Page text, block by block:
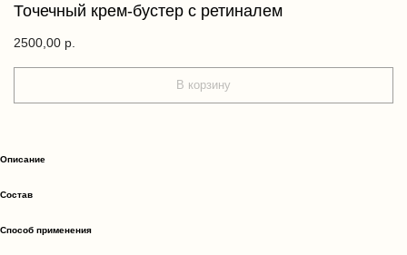
Точечный крем-бустер с ретиналем
2500,00 р.
В корзину
Описание
Cостав
Способ применения